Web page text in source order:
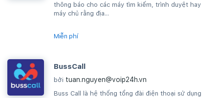
thông báo cho các máy tìm kiếm, trình duyệt hay
máy chủ rằng địa...
Miễn phí
BussCall
bởi tuan.nguyen@voip24h.vn
Buss Call là hệ thống tổng đài điện thoại sử dụng